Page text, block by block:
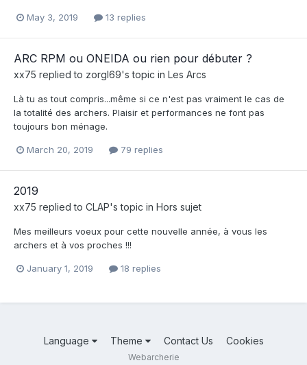
May 3, 2019 13 replies
ARC RPM ou ONEIDA ou rien pour débuter ?
xx75 replied to zorgl69's topic in Les Arcs
Là tu as tout compris...même si ce n'est pas vraiment le cas de
la totalité des archers. Plaisir et performances ne font pas
toujours bon ménage.
March 20, 2019 79 replies
2019
xx75 replied to CLAP's topic in Hors sujet
Mes meilleurs voeux pour cette nouvelle année, à vous les
archers et à vos proches !!!
January 1, 2019 18 replies
Language Theme Contact Us Cookies
Webarcherie